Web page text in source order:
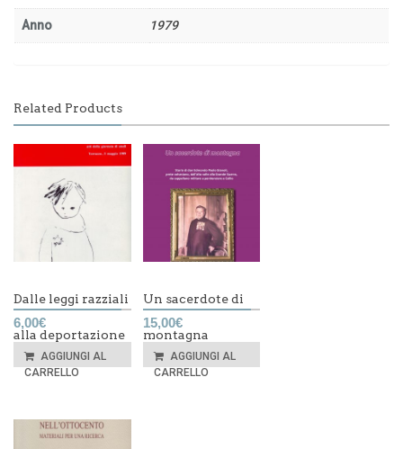
Anno 1979
Related Products
Dalle leggi razziali
alla deportazione
6,00€
AGGIUNGI AL
CARRELLO
Un sacerdote di
montagna
15,00€
AGGIUNGI AL
CARRELLO